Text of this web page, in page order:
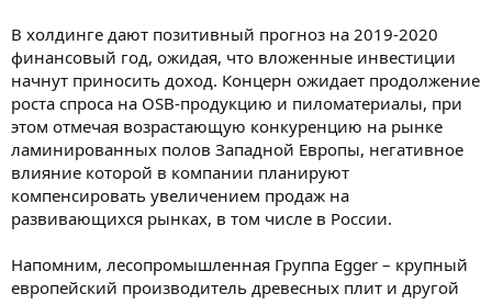
В холдинге дают позитивный прогноз на 2019-2020
финансовый год, ожидая, что вложенные инвестиции
начнут приносить доход. Концерн ожидает продолжение
роста спроса на OSB-продукцию и пиломатериалы, при
этом отмечая возрастающую конкуренцию на рынке
ламинированных полов Западной Европы, негативное
влияние которой в компании планируют
компенсировать увеличением продаж на
развивающихся рынках, в том числе в России.
Напомним, лесопромышленная Группа Egger – крупный
европейский производитель древесных плит и другой